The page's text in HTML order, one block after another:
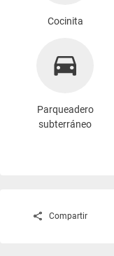
Cocinita
Parqueadero
subterráneo
Compartir